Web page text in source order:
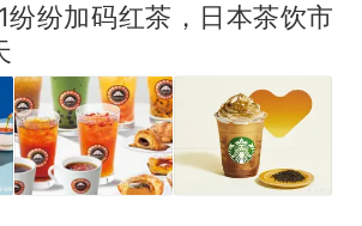
纷纷加码红茶，日本茶饮市